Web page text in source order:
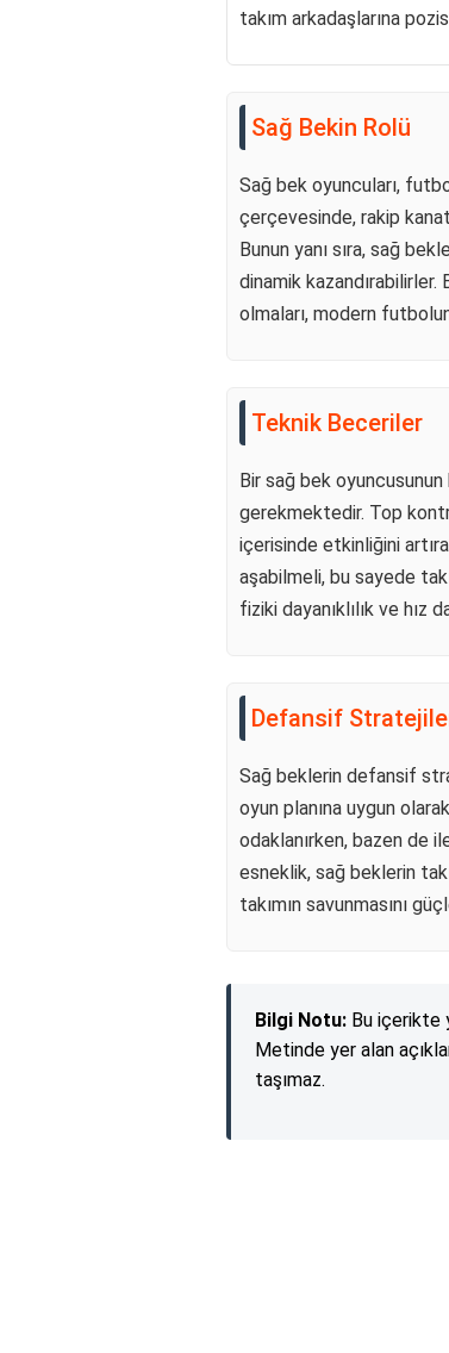
takım arkadaşlarına
Sağ Bekin Rolü
Sağ bek oyuncuları,
çerçevesinde, rakip
Bunun yanı sıra, sağ
dinamik
olmaları, modern
Teknik Beceriler
Bir sağ bek
gerekmektedir. Top
içerisinde etkinliğini
aşabilmeli, bu sayede
fiziki dayanıklılık ve hız
Defansif
Sağ beklerin defansif
oyun planına uygun
odaklanırken, bazen de
esneklik, sağ beklerin
takımın savunmasını
Bilgi Notu: Bu içerikte
Metinde yer alan
taşımaz.